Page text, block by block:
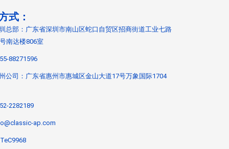
式：
总部：广东省深圳市南山区蛇口自贸区招商街道工业七路
南达楼806室
88271596
公司：广东省惠州市惠城区金山大道17号万象国际1704
2282189
ap.com